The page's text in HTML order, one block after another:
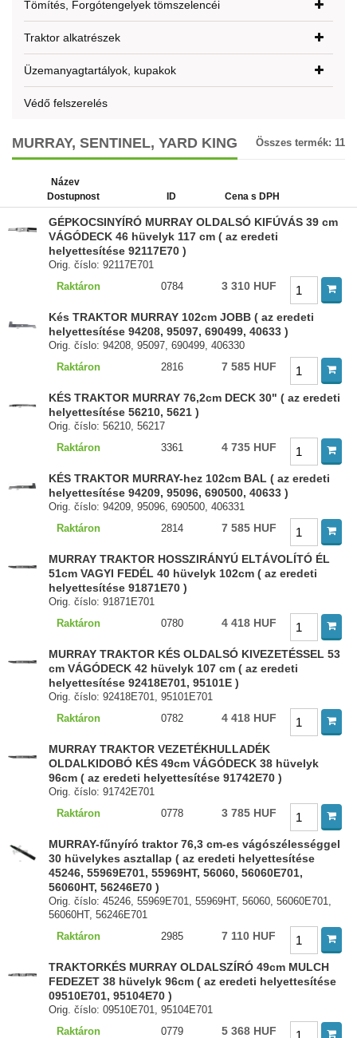
Tömítés, Forgótengelyek tömszelencéi
Traktor alkatrészek
Üzemanyagtartályok, kupakok
Védő felszerelés
MURRAY, SENTINEL, YARD KING Összes termék: 11
Název
Dostupnost
ID Cena s DPH
GÉPKOCSINYÍRÓ MURRAY OLDALSÓ KIFÚVÁS 39 cm
VÁGÓDECK 46 hüvelyk 117 cm ( az eredeti
helyettesítése 92117E70 )
Orig. číslo: 92117E701
Raktáron
0784 3 310 HUF
Kés TRAKTOR MURRAY 102cm JOBB ( az eredeti
helyettesítése 94208, 95097, 690499, 40633 )
Orig. číslo: 94208, 95097, 690499, 406330
Raktáron
2816 7 585 HUF
KÉS TRAKTOR MURRAY 76,2cm DECK 30" ( az eredeti
helyettesítése 56210, 5621 )
Orig. číslo: 56210, 56217
Raktáron
3361 4 735 HUF
KÉS TRAKTOR MURRAY-hez 102cm BAL ( az eredeti
helyettesítése 94209, 95096, 690500, 40633 )
Orig. číslo: 94209, 95096, 690500, 406331
Raktáron
2814 7 585 HUF
MURRAY TRAKTOR HOSSZIRÁNYÚ ELTÁVOLÍTÓ ÉL
51cm VAGYI FEDÉL 40 hüvelyk 102cm ( az eredeti
helyettesítése 91871E70 )
Orig. číslo: 91871E701
Raktáron
0780 4 418 HUF
MURRAY TRAKTOR KÉS OLDALSÓ KIVEZETÉSSEL 53
cm VÁGÓDECK 42 hüvelyk 107 cm ( az eredeti
helyettesítése 92418E701, 95101E )
Orig. číslo: 92418E701, 95101E701
Raktáron
0782 4 418 HUF
MURRAY TRAKTOR VEZETÉKHULLADÉK
OLDALKIDOBÓ KÉS 49cm VÁGÓDECK 38 hüvelyk
96cm ( az eredeti helyettesítése 91742E70 )
Orig. číslo: 91742E701
Raktáron
0778 3 785 HUF
MURRAY-fűnyíró traktor 76,3 cm-es vágószélességgel
30 hüvelykes asztallap ( az eredeti helyettesítése
45246, 55969E701, 55969HT, 56060, 56060E701,
56060HT, 56246E70 )
Orig. číslo: 45246, 55969E701, 55969HT, 56060, 56060E701,
56060HT, 56246E701
Raktáron
2985 7 110 HUF
TRAKTORKÉS MURRAY OLDALSZÍRÓ 49cm MULCH
FEDEZET 38 hüvelyk 96cm ( az eredeti helyettesítése
09510E701, 95104E70 )
Orig. číslo: 09510E701, 95104E701
Raktáron
0779 5 368 HUF